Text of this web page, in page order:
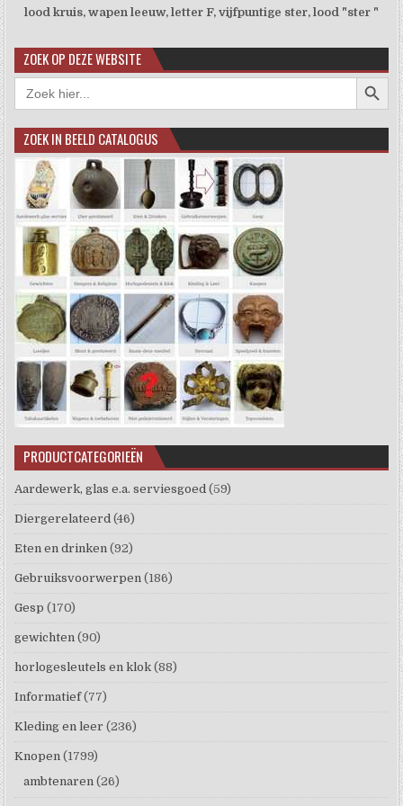
lood kruis, wapen leeuw, letter F, vijfpuntige ster, lood "ster "
ZOEK OP DEZE WEBSITE
Zoek
naar:
ZOEK IN BEELD CATALOGUS
PRODUCTCATEGORIEËN
Aardewerk, glas e.a. serviesgoed (59)
Diergerelateerd (46)
Eten en drinken (92)
Gebruiksvoorwerpen (186)
Gesp (170)
gewichten (90)
horlogesleutels en klok (88)
Informatief (77)
Kleding en leer (236)
Knopen (1799)
ambtenaren (26)